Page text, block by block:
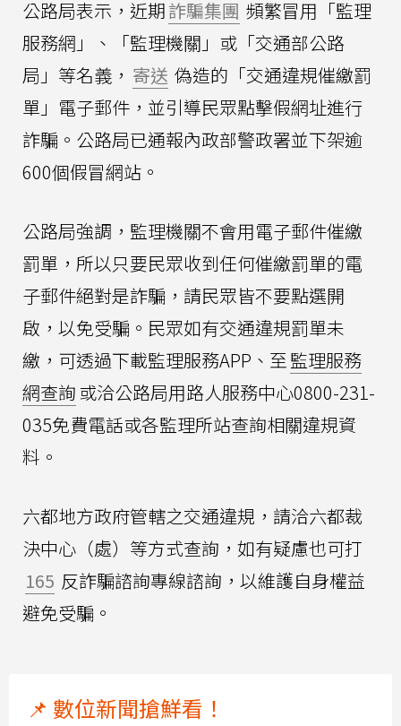
公路局表示，近期詐騙集團 頻繁冒用「監理
服務網」、「監理機關」或「交通部公路
局」等名義， 寄送 偽造的「交通違規催繳罰
單」電子郵件，並引導民眾點擊假網址進行
詐騙。公路局已通報內政部警政署並下架逾
600個假冒網站。
公路局強調，監理機關不會用電子郵件催繳
罰單，所以只要民眾收到任何催繳罰單的電
子郵件絕對是詐騙，請民眾皆不要點選開
啟，以免受騙。民眾如有交通違規罰單未
繳，可透過下載監理服務APP、至監理服務
網查詢 或洽公路局用路人服務中心0800-231-
035免費電話或各監理所站查詢相關違規資
料。
六都地方政府管轄之交通違規，請洽六都裁
決中心（處）等方式查詢，如有疑慮也可打
165 反詐騙諮詢專線諮詢，以維護自身權益
避免受騙。
📌 數位新聞搶鮮看！